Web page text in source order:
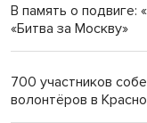
Новосибирский
Обновлённое
В память о подвиге:
«Битва за Москву»
700 участников
волонтёров в